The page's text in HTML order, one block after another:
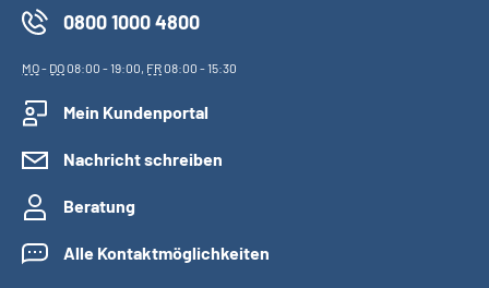
0800 1000 4800
MO- DO08:00 - 19:00, FR08:00 - 15:30
Mein Kundenportal
Nachricht schreiben
Beratung
Alle Kontaktmöglichkeiten